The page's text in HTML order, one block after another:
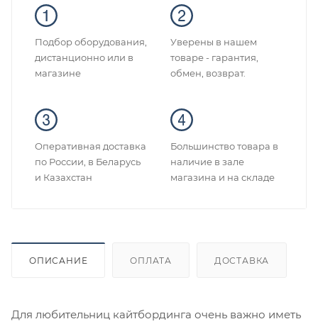
Подбор оборудования,
дистанционно или в
магазине
Уверены в нашем
товаре - гарантия,
обмен, возврат.
Оперативная доставка
по России, в Беларусь
и Казахстан
Большинство товара в
наличие в зале
магазина и на складе
ОПИСАНИЕ ОПЛАТА ДОСТАВКА
Для любительниц кайтбординга очень важно иметь